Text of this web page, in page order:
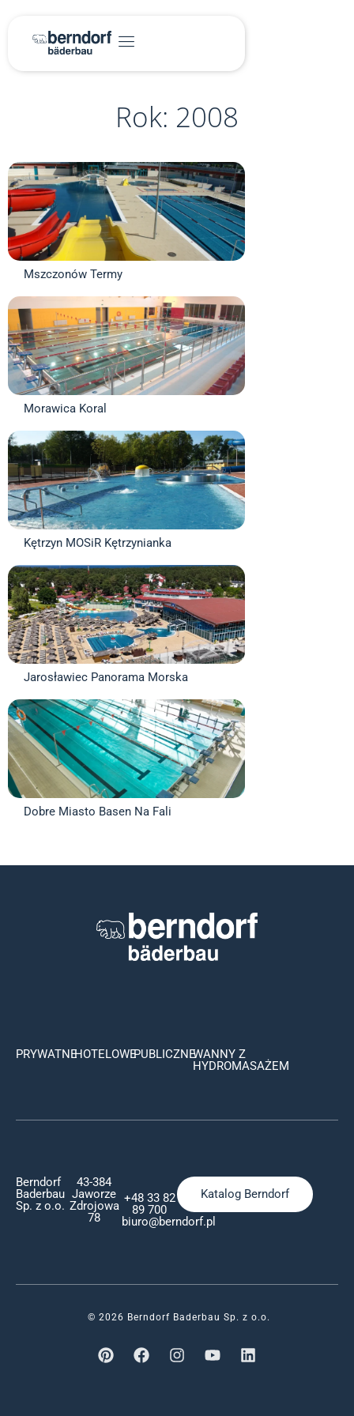
Rok: 2008
Mszczonów Termy
Morawica Koral
Kętrzyn MOSiR Kętrzynianka
Jarosławiec Panorama Morska
Dobre Miasto Basen Na Fali
PRYWATNEHOTELOWEPUBLICZNEWANNY Z
HYDROMASAŻEM
Berndorf
Baderbau
Sp. z o.o.
43-384
Jaworze
Zdrojowa
78
+48 33 82
89 700
biuro@berndorf.pl
Katalog Berndorf
© 2026 Berndorf Baderbau Sp. z o.o.